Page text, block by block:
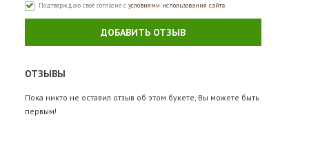
Подтверждаю своё согласие с условиями использования сайта
ДОБАВИТЬ ОТЗЫВ
ОТЗЫВЫ
Пока никто не оставил отзыв об этом букете, Вы можете быть
первым!